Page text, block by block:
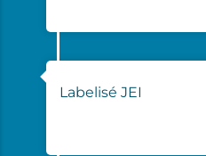
Labelisé JEI